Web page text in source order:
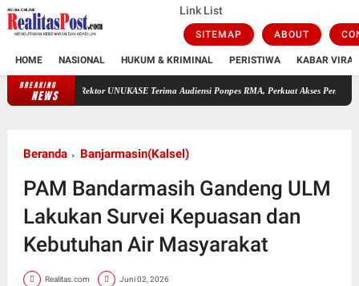
Link List
SITEMAP ABOUT
HOME NASIONAL HUKUM & KRIMINAL PERISTIWA KABAR VIRAL
BREAKING
NEWS
UNUKASE Terima Audiensi Ponpes RMA, Perkuat Akses Pendidikan Tinggi bagi Santri
Beranda Banjarmasin(Kalsel)
PAM Bandarmasih Gandeng ULM
Lakukan Survei Kepuasan dan
Kebutuhan Air Masyarakat
Realitas.com Juni 02, 2026